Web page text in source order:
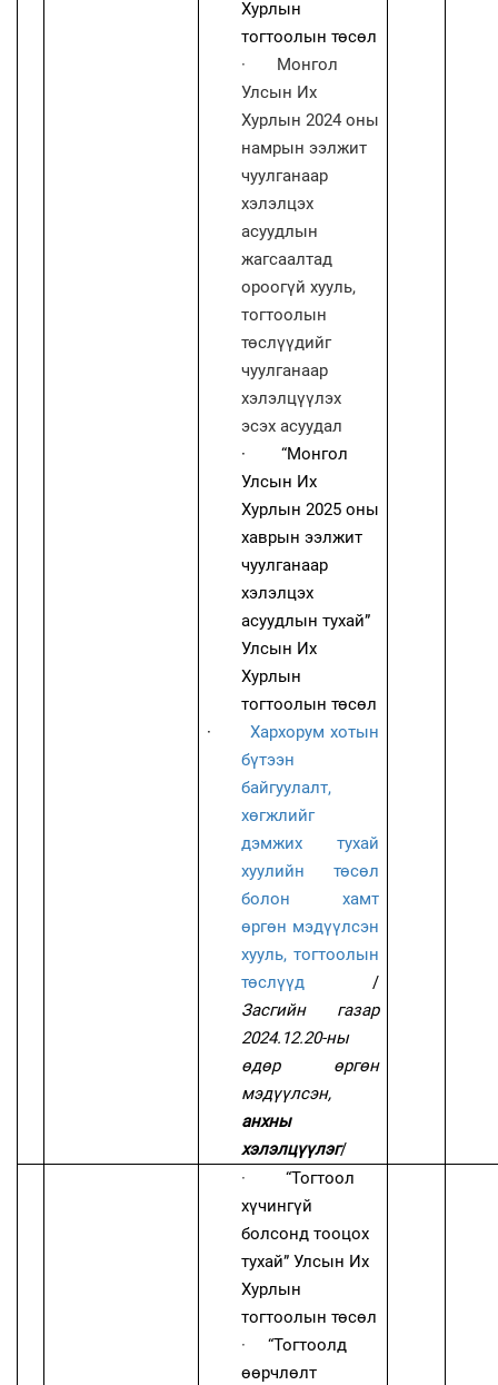
Хурлын
тогтоолын төсөл
·
Монгол
Улсын Их
Хурлын 2024 оны
намрын ээлжит
чуулганаар
хэлэлцэх
асуудлын
жагсаалтад
ороогүй хууль,
тогтоолын
төслүүдийг
чуулганаар
хэлэлцүүлэх
эсэх асуудал
·
“Монгол
Улсын Их
Хурлын 2025 оны
хаврын ээлжит
чуулганаар
хэлэлцэх
асуудлын тухай”
Улсын Их
Хурлын
тогтоолын төсөл
·
Хархорум хотын
бүтээн
байгуулалт,
хөгжлийг
дэмжих тухай
хуулийн төсөл
болон хамт
өргөн мэдүүлсэн
хууль, тогтоолын
төслүүд
/
Засгийн газар
2024.12.20-ны
өдөр өргөн
мэдүүлсэн,
анхны
хэлэлцүүлэг/
·
“Тогтоол
хүчингүй
болсонд тооцох
тухай” Улсын Их
Хурлын
тогтоолын төсөл
·
“Тогтоолд
өөрчлөлт